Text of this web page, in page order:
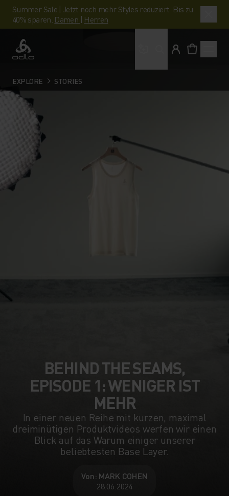
Summer Sale | Jetzt noch mehr Styles reduziert. Bis zu
40% sparen. Damen | Herren
Odlo
EXPLORE STORIES
BEHIND THE SEAMS,
EPISODE 1: WENIGER IST
MEHR
In einer neuen Reihe mit kurzen, maximal
dreiminütigen Produktvideos werfen wir einen
Blick auf das Warum einiger unserer
beliebtesten Base Layer.
Von: MARK COHEN
28.06.2024